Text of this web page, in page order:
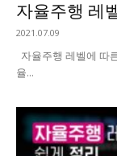
자율주행 레
2021.07.09
자율주행 레벨에 따
율...